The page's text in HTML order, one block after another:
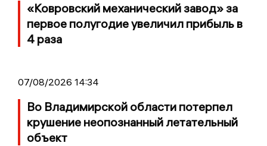
«Ковровский механический завод» за
первое полугодие увеличил прибыль в
4 раза
07/08/2026 14:34
Во Владимирской области потерпел
крушение неопознанный летательный
объект